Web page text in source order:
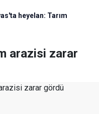
heyelan: Tarım
arazisi zarar